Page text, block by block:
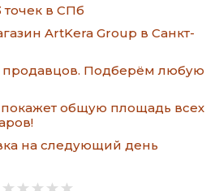
в СПб
ArtKera Group в Санкт-
продавцов. Подберём любую
общую площадь всех
на следующий день